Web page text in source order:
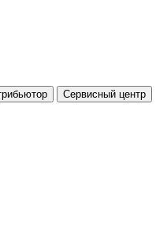
Сервисный центр